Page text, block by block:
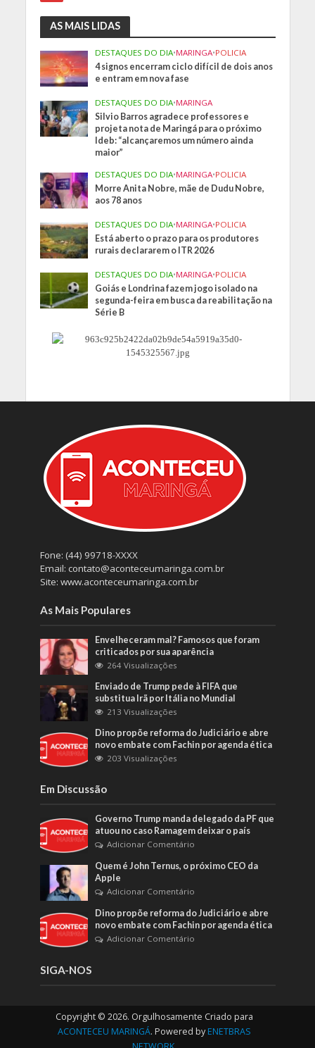
AS MAIS LIDAS
DESTAQUES DO DIA•MARINGA•POLICIA
4 signos encerram ciclo difícil de dois anos
e entram em nova fase
DESTAQUES DO DIA•MARINGA
Silvio Barros agradece professores e
projeta nota de Maringá para o próximo
Ideb: “alcançaremos um número ainda
maior”
DESTAQUES DO DIA•MARINGA•POLICIA
Morre Anita Nobre, mãe de Dudu Nobre,
aos 78 anos
DESTAQUES DO DIA•MARINGA•POLICIA
Está aberto o prazo para os produtores
rurais declararem o ITR 2026
DESTAQUES DO DIA•MARINGA•POLICIA
Goiás e Londrina fazem jogo isolado na
segunda-feira em busca da reabilitação na
Série B
Fone: (44) 99718-XXXX
Email: contato@aconteceumaringa.com.br
Site: www.aconteceumaringa.com.br
As Mais Populares
Envelheceram mal? Famosos que foram
criticados por sua aparência
264 Visualizações
Enviado de Trump pede à FIFA que
substitua Irã por Itália no Mundial
213 Visualizações
Dino propõe reforma do Judiciário e abre
novo embate com Fachin por agenda ética
203 Visualizações
Em Discussão
Governo Trump manda delegado da PF que
atuou no caso Ramagem deixar o país
Adicionar Comentário
Quem é John Ternus, o próximo CEO da
Apple
Adicionar Comentário
Dino propõe reforma do Judiciário e abre
novo embate com Fachin por agenda ética
Adicionar Comentário
SIGA-NOS
Copyright © 2026. Orgulhosamente Criado para
ACONTECEU MARINGÁ. Powered by ENETBRAS